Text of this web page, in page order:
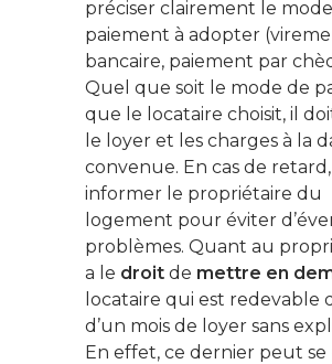
préciser clairement le
paiement à adopter
bancaire, paiement par
Quel que soit le mode de
que le locataire choisit, il
le loyer et les charges à la
convenue. En cas de
informer le propriétaire du
logement pour éviter
problèmes. Quant au
a le droit de mettre en
locataire qui est redevable
d’un mois de loyer sans
En effet, ce dernier peut se